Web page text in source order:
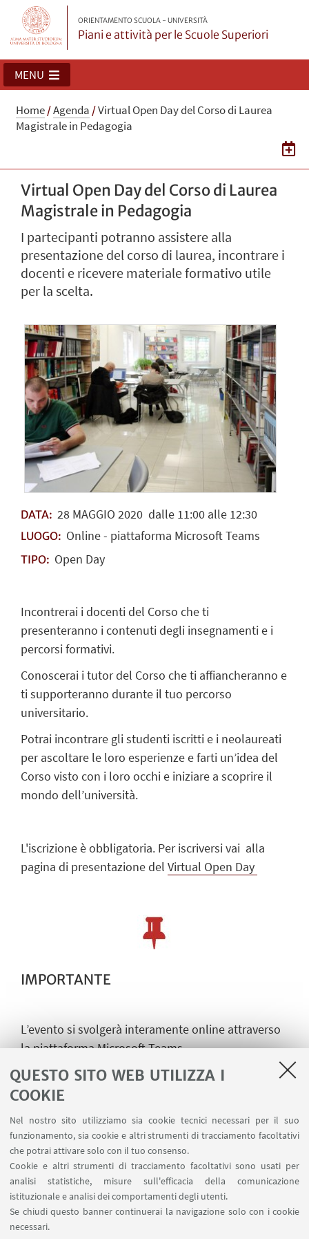
QUESTO SITO WEB UTILIZZA I
COOKIE
Nel nostro sito utilizziamo sia cookie tecnici necessari per il suo
funzionamento, sia cookie e altri strumenti di tracciamento facoltativi
che potrai attivare solo con il tuo consenso.
Cookie e altri strumenti di tracciamento facoltativi sono usati per
analisi statistiche, misure sull'efficacia della comunicazione
istituzionale e analisi dei comportamenti degli utenti.
Se chiudi questo banner continuerai la navigazione solo con i cookie
necessari.
ORIENTAMENTO SCUOLA - UNIVERSITÀ
Piani e attività per le Scuole Superiori
MENU
Home/Agenda /Virtual Open Day del Corso di Laurea
Magistrale in Pedagogia
Virtual Open Day del Corso di Laurea
Magistrale in Pedagogia
I partecipanti potranno assistere alla
presentazione del corso di laurea, incontrare i
docenti e ricevere materiale formativo utile
per la scelta.
DATA: 28MAGGIO 2020dalle 11:00 alle 12:30
LUOGO: Online - piattaforma Microsoft Teams
TIPO: Open Day
Incontrerai i docenti del Corso che ti
presenteranno i contenuti degli insegnamenti e i
percorsi formativi.
Conoscerai i tutor del Corso che ti affiancheranno e
ti supporteranno durante il tuo percorso
universitario.
Potrai incontrare gli studenti iscritti e i neolaureati
per ascoltare le loro esperienze e farti un’idea del
Corso visto con i loro occhi e iniziare a scoprire il
mondo dell’università.
L'iscrizione è obbligatoria. Per iscriversi vai alla
pagina di presentazione del Virtual Open Day
IMPORTANTE
L’evento si svolgerà interamente online attraverso
la piattaforma Microsoft Teams.
Per poter partecipare al meglio al Virtual Open Day
si raccomanda di scaricare Microsoft Teams. E'
accedendo a Microsoft Teams tramite web; per fare
ciò utilizzare il browser Chrome o Microsoft
Edge (non utilizzare Internet Explorer).
IN EVIDENZA